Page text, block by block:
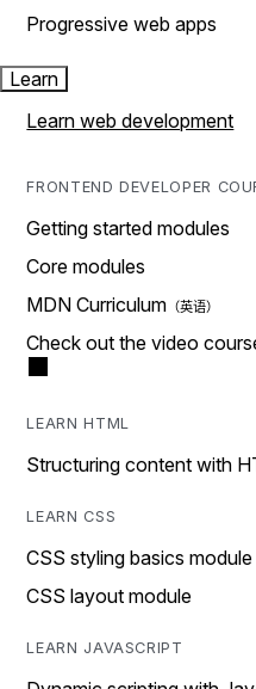
Progressive web apps
Learn
Learn web development
FRONTEND DEVELOPER
Getting started modules
Core modules
MDN Curriculum
Check out the video
LEARN HTML
Structuring content with
LEARN CSS
CSS styling basics module
CSS layout module
LEARN JAVASCRIPT